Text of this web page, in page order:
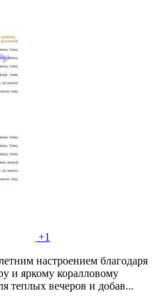
+1
настроением благодаря
и яркому коралловому
теплых вечеров и добав...